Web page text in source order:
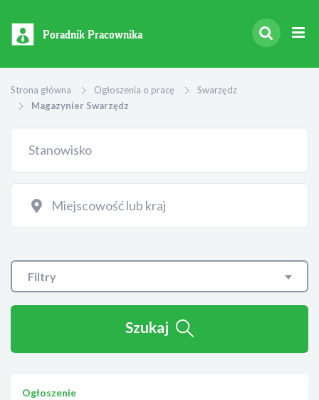
Poradnik Pracownika
Strona główna Ogłoszenia o pracę
Swarzędz
Magazynier Swarzędz
Filtry
Szukaj
Ogłoszenie